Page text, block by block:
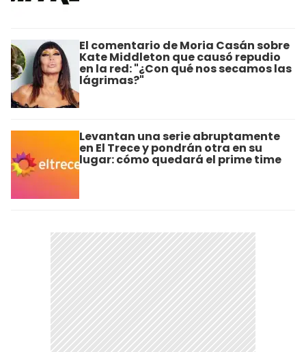
El comentario de Moria Casán sobre
Kate Middleton que causó repudio
en la red: "¿Con qué nos secamos las
lágrimas?"
Levantan una serie abruptamente
en El Trece y pondrán otra en su
lugar: cómo quedará el prime time